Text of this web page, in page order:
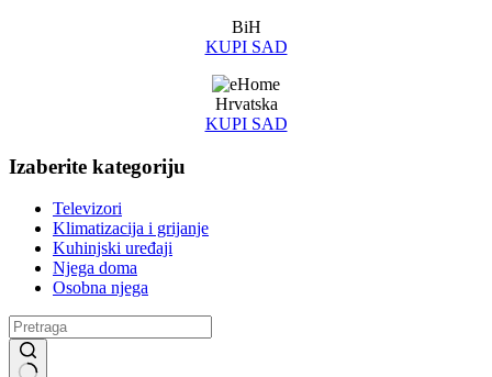
BiH
KUPI SAD
Hrvatska
KUPI SAD
Izaberite kategoriju
Televizori
Klimatizacija i grijanje
Kuhinjski uređaji
Njega doma
Osobna njega